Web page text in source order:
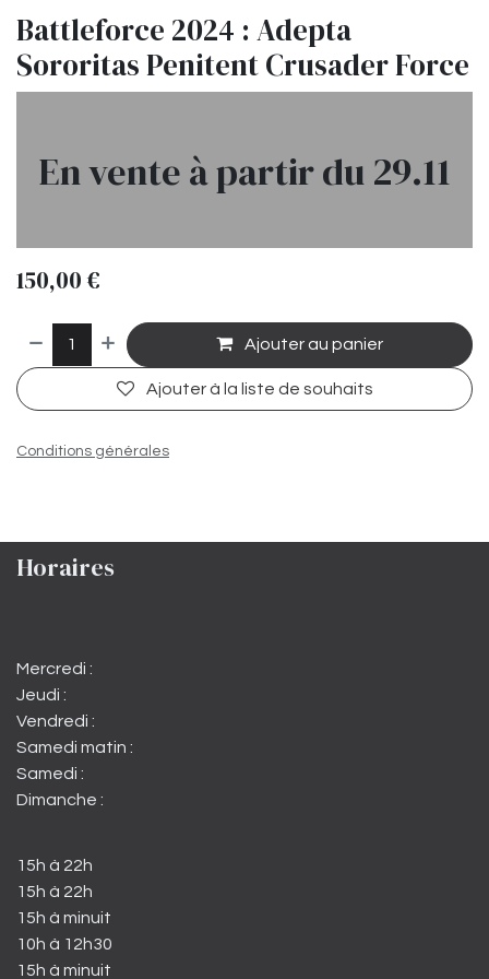
Battleforce 2024 : Adepta
Sororitas Penitent Crusader Force
En vente à partir du 29.11
150,00 €
Ajouter au panier
Ajouter à la liste de souhaits
Conditions générales
Horaires
Mercredi :
Jeudi :
Vendredi :
Samedi matin :
Samedi :
Dimanche :
15h à 22h
15h à 22h
15h à minuit
10h à 12h30
15h à minuit